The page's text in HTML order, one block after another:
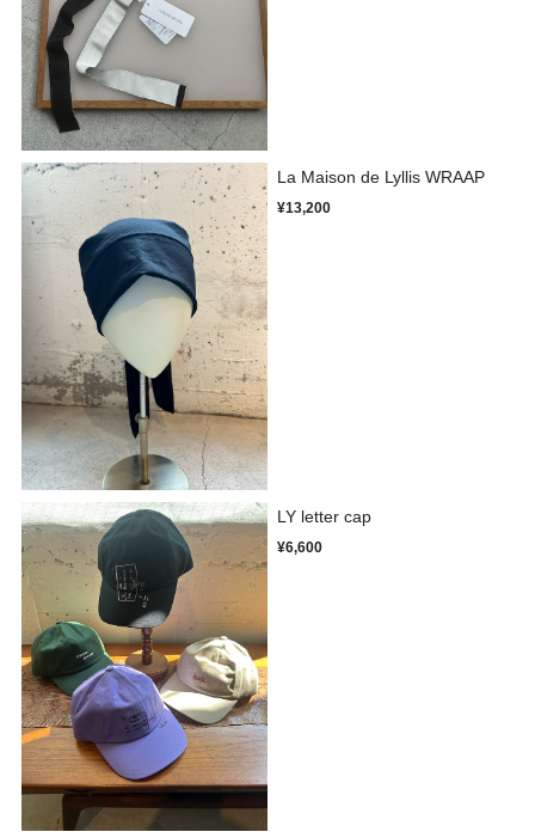
La Maison de Lyllis WRAAP
¥13,200
LY letter cap
¥6,600